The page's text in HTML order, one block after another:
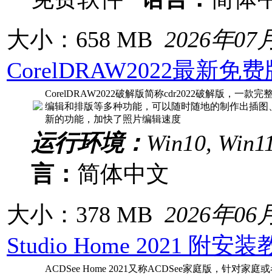
大小：658 MB 2026年07
CorelDRAW2022最新免
CorelDRAW2022破解版简称cdr2022破解版，一款
编辑和排版等多种功能，可以随时随地的制作出插
新的功能，加快了照片编辑速度
运行环境： Win10,
言： 简体中文
大小：378 MB 2026年06
Studio Home 2021 附安装
ACDSee Home 2021又称ACDSee家庭版，针对家